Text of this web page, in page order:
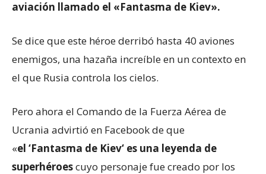
aviación llamado el «Fantasma de Kiev».
Se dice que este héroe derribó hasta 40 aviones
enemigos, una hazaña increíble en un contexto en
el que Rusia controla los cielos.
Pero ahora el Comando de la Fuerza Aérea de
Ucrania advirtió en Facebook de que
«el ‘Fantasma de Kiev‘ es una leyenda de
superhéroescuyo personaje fue creado por los